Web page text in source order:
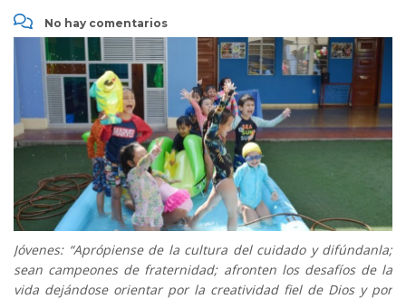
No hay comentarios
Jóvenes: “Aprópiense de la cultura del cuidado y difúndanla;
sean campeones de fraternidad; afronten los desafíos de la
vida dejándose orientar por la creatividad fiel de Dios y por